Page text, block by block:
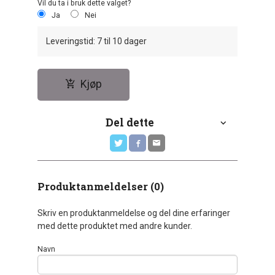
Vil du ta i bruk dette valget?
Ja
Nei
Leveringstid: 7 til 10 dager
Kjøp
Del dette
Produktanmeldelser (0)
Skriv en produktanmeldelse og del dine erfaringer
med dette produktet med andre kunder.
Navn